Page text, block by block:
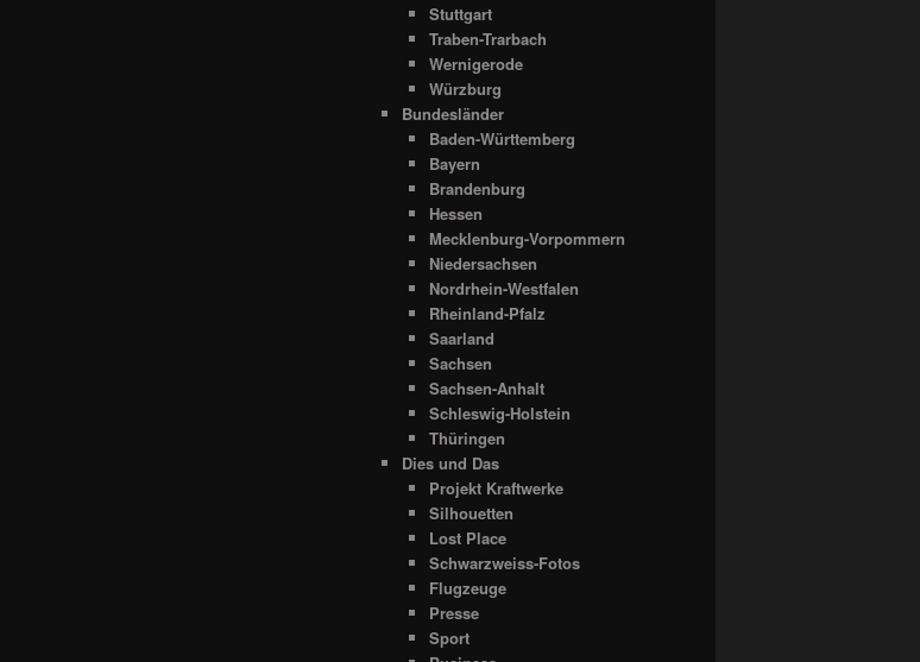
Stuttgart
Traben-Trarbach
Wernigerode
Würzburg
Bundesländer
Baden-Württemberg
Bayern
Brandenburg
Hessen
Mecklenburg-Vorpommern
Niedersachsen
Nordrhein-Westfalen
Rheinland-Pfalz
Saarland
Sachsen
Sachsen-Anhalt
Schleswig-Holstein
Thüringen
Dies und Das
Projekt Kraftwerke
Silhouetten
Lost Place
Schwarzweiss-Fotos
Flugzeuge
Presse
Sport